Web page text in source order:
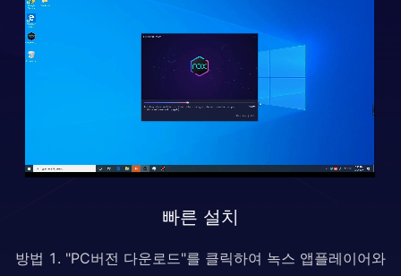
빠른 설치
방법 1. "PC버전 다운로드"를 클릭하여 녹스 앱플레이어와